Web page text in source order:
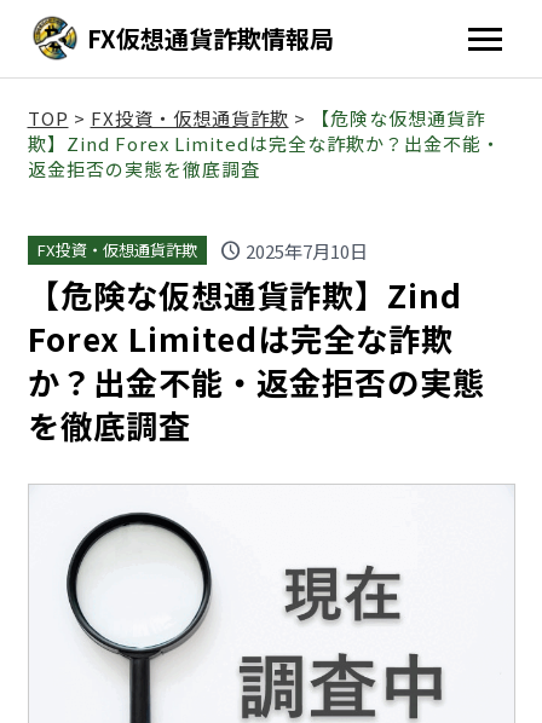
FX仮想通貨詐欺情報局
TOP > FX投資・仮想通貨詐欺 >
【危険な仮想通貨詐
欺】Zind Forex Limitedは完全な詐欺か？出金不能・
返金拒否の実態を徹底調査
FX投資・仮想通貨詐欺 schedule 2025年7月10日
【危険な仮想通貨詐欺】Zind
Forex Limitedは完全な詐欺
か？出金不能・返金拒否の実態
を徹底調査